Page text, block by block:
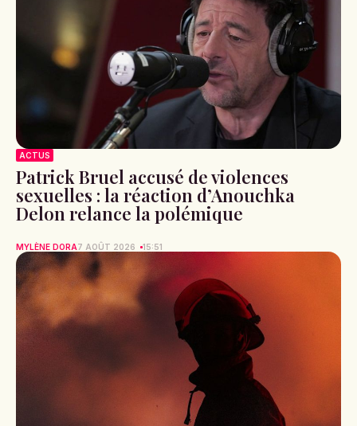
ACTUS
Patrick Bruel accusé de violences
sexuelles : la réaction d’Anouchka
Delon relance la polémique
MYLÈNE DORA7 AOÛT 2026 15:51